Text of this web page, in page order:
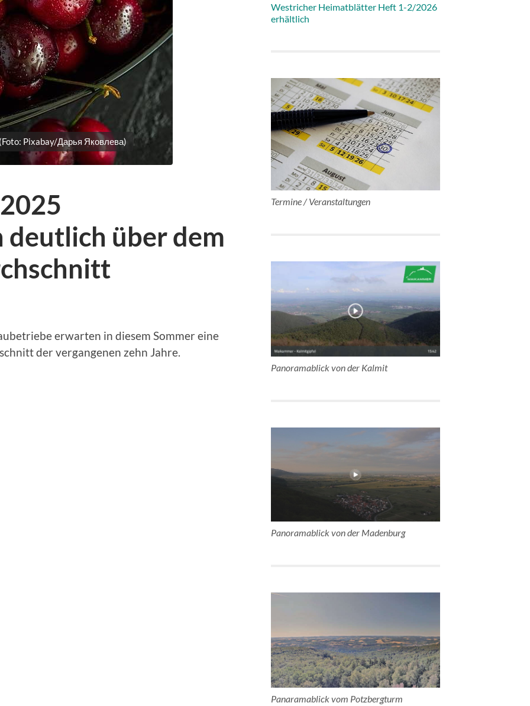
Pixabay/Дарья Яковлева)
über dem
erwarten in diesem Sommer eine
der vergangenen zehn Jahre.
Westricher Heimatblätter Heft 1-2/2026
erhältlich
Termine / Veranstaltungen
Panoramablick von der Kalmit
Panoramablick von der Madenburg
Panaramablick vom Potzbergturm